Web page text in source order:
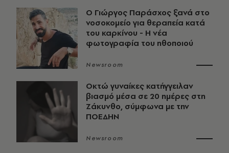
O Γιώργος Παράσχος ξανά στο
νοσοκομείο για θεραπεία κατά
του καρκίνου - Η νέα
φωτογραφία του ηθοποιού
Newsroom
Οκτώ γυναίκες κατήγγειλαν
βιασμό μέσα σε 20 ημέρες στη
Ζάκυνθο, σύμφωνα με την
ΠΟΕΔΗΝ
Newsroom